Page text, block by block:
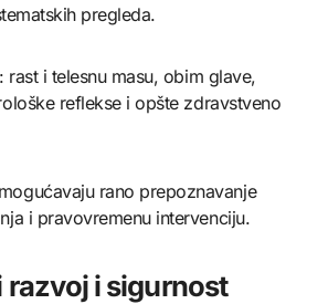
pregleda.
rast i telesnu masu, obim glave,
reflekse i opšte zdravstveno
rano prepoznavanje
i pravovremenu intervenciju.
razvoj i sigurnost